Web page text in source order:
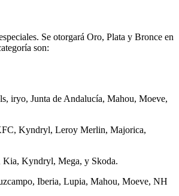
Se otorgará Oro, Plata y Bronce en
son:
iryo, Junta de Andalucía, Mahou, Moeve,
Kyndryl, Leroy Merlin, Majorica,
Kyndryl, Mega, y Skoda.
Iberia, Lupia, Mahou, Moeve, NH